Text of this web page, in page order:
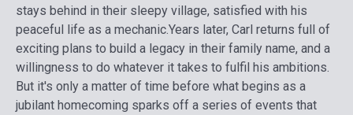
stays behind in their sleepy village, satisfied with his
peaceful life as a mechanic.Years later, Carl returns full of
exciting plans to build a legacy in their family name, and a
willingness to do whatever it takes to fulfil his ambitions.
But it's only a matter of time before what begins as a
jubilant homecoming sparks off a series of events that